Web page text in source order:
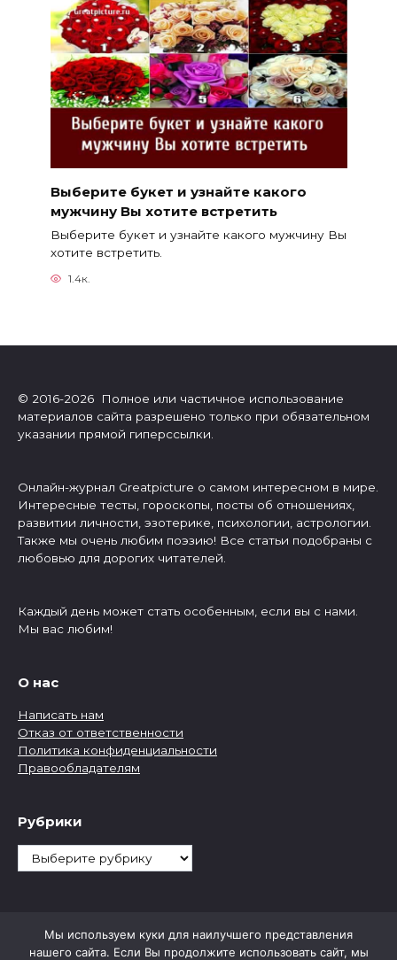
Выберите букет и узнайте какого
мужчину Вы хотите встретить
Выберите букет и узнайте какого мужчину Вы
хотите встретить.
1.4к.
© 2016-2026 Полное или частичное использование
материалов сайта разрешено только при обязательном
указании прямой гиперссылки.
Онлайн-журнал Greatpicture о самом интересном в мире.
Интересные тесты, гороскопы, посты об отношениях,
развитии личности, эзотерике, психологии, астрологии.
Также мы очень любим поэзию! Все статьи подобраны с
любовью для дорогих читателей.
Каждый день может стать особенным, если вы с нами.
Мы вас любим!
О нас
Написать нам
Отказ от ответственности
Политика конфиденциальности
Правообладателям
Рубрики
Рубрики
Мы используем куки для наилучшего представления
нашего сайта. Если Вы продолжите использовать сайт, мы